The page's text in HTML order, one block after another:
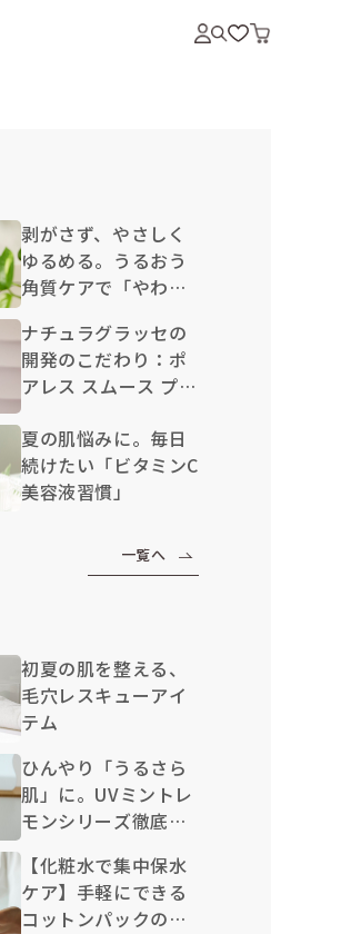
剥がさず、やさしく
ゆるめる。うるおう
角質ケアで「やわら
ナチュラグラッセの
開発のこだわり：ポ
アレス スムース プラ
夏の肌悩みに。毎日
続けたい「ビタミンC
美容液習慣」
一覧へ
初夏の肌を整える、
毛穴レスキューアイ
テム
ひんやり「うるさら
肌」に。UVミントレ
モンシリーズ徹底解
【化粧水で集中保水
ケア】手軽にできる
コットンパックのや